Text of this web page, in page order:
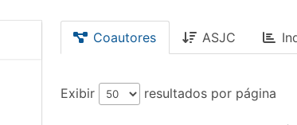
Coautores ASJC
Exibir resultados por página